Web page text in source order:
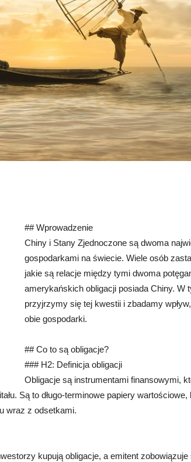
## Wprowadzenie
Chiny i Stany Zjednoczone są dwoma
gospodarkami na świecie. Wiele osób
jakie są relacje między tymi dwoma
amerykańskich obligacji posiada Chiny. W
przyjrzymy się tej kwestii i zbadamy
obie gospodarki.
## Co to są obligacje?
### H2: Definicja obligacji
Obligacje są instrumentami finansowymi,
Są to długo-terminowe papiery wartościowe,
wraz z odsetkami.
kupują obligacje, a emitent zobowiązuje